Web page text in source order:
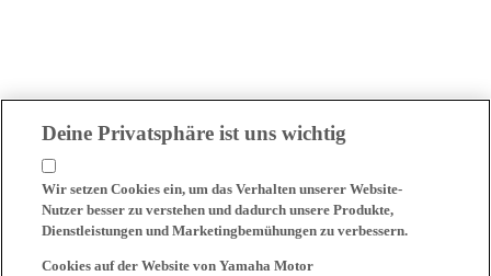
Deine Privatsphäre ist uns wichtig
Wir setzen Cookies ein, um das Verhalten unserer Website-
Nutzer besser zu verstehen und dadurch unsere Produkte,
Dienstleistungen und Marketingbemühungen zu verbessern.
Cookies auf der Website von Yamaha Motor